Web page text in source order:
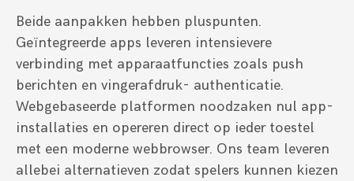
Beide aanpakken hebben pluspunten.
Geïntegreerde apps leveren intensievere
verbinding met apparaatfuncties zoals push
berichten en vingerafdruk- authenticatie.
Webgebaseerde platformen noodzaken nul app-
installaties en opereren direct op ieder toestel
met een moderne webbrowser. Ons team leveren
allebei alternatieven zodat spelers kunnen kiezen